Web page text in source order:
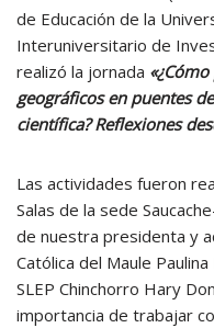
de Educación de la
Interuniversitario de
realizó la jornada
geográficos en puentes
científica? Reflexiones
Las actividades fueron
Salas de la sede
de nuestra presidenta y
Católica del Maule
SLEP Chinchorro Hary
importancia de trabajar